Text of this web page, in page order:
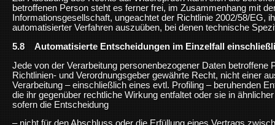
betroffenen Person steht es ferner frei, im Zusammenhang mit
Informationsgesellschaft, ungeachtet der Richtlinie 2002/58/EG,
automatisierter Verfahren auszuüben, bei denen technische
5.8 Automatisierte Entscheidungen im Einzelfall
Jede von der Verarbeitung personenbezogener Daten betroffene
Richtlinien- und Verordnungsgeber gewährte Recht, nicht einer
Verarbeitung – einschließlich eines evtl. Profiling – beruhenden
die ihr gegenüber rechtliche Wirkung entfaltet oder sie in
sofern die Entscheidung